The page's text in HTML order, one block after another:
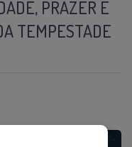
PRAZER E
TEMPESTADE